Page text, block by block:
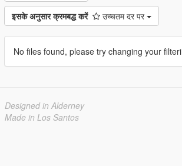
इसके अनुसार क्रमबद्ध करें उच्चतम दर पर
No files found, please try changing your
Designed in Alderney
Made in Los Santos